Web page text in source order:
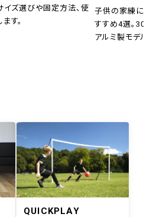
ズ選びや固定方法、使
す。
子供の家練に！
すすめ4選。30
アルミ製モデル
QUICKPLAY